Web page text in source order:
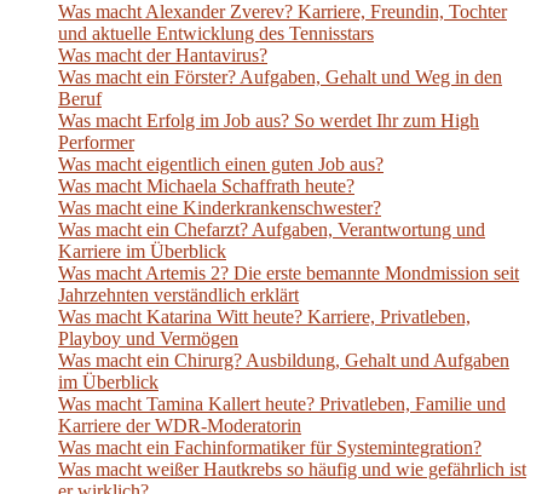
Was macht Alexander Zverev? Karriere, Freundin, Tochter
und aktuelle Entwicklung des Tennisstars
Was macht der Hantavirus?
Was macht ein Förster? Aufgaben, Gehalt und Weg in den
Beruf
Was macht Erfolg im Job aus? So werdet Ihr zum High
Performer
Was macht eigentlich einen guten Job aus?
Was macht Michaela Schaffrath heute?
Was macht eine Kinderkrankenschwester?
Was macht ein Chefarzt? Aufgaben, Verantwortung und
Karriere im Überblick
Was macht Artemis 2? Die erste bemannte Mondmission seit
Jahrzehnten verständlich erklärt
Was macht Katarina Witt heute? Karriere, Privatleben,
Playboy und Vermögen
Was macht ein Chirurg? Ausbildung, Gehalt und Aufgaben
im Überblick
Was macht Tamina Kallert heute? Privatleben, Familie und
Karriere der WDR-Moderatorin
Was macht ein Fachinformatiker für Systemintegration?
Was macht weißer Hautkrebs so häufig und wie gefährlich ist